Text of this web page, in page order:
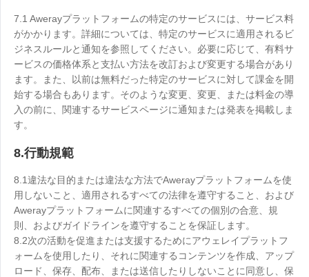
7.1 Awerayプラットフォームの特定のサービスには、サービス料
がかかります。詳細については、特定のサービスに適用されるビ
ジネスルールと通知を参照してください。必要に応じて、有料サ
ービスの価格体系と支払い方法を改訂および変更する場合があり
ます。また、以前は無料だった特定のサービスに対して課金を開
始する場合もあります。そのような変更、変更、または料金の導
入の前に、関連するサービスページに通知または発表を掲載しま
す。
8.行動規範
8.1違法な目的または違法な方法でAwerayプラットフォームを使
用しないこと、適用されるすべての法律を遵守すること、および
Awerayプラットフォームに関連するすべての個別の合意、規
則、およびガイドラインを遵守することを保証します。
8.2次の活動を促進または支援するためにアウェレイプラットフ
ォームを使用したり、それに関連するコンテンツを作成、アップ
ロード、保存、配布、または送信したりしないことに同意し、保